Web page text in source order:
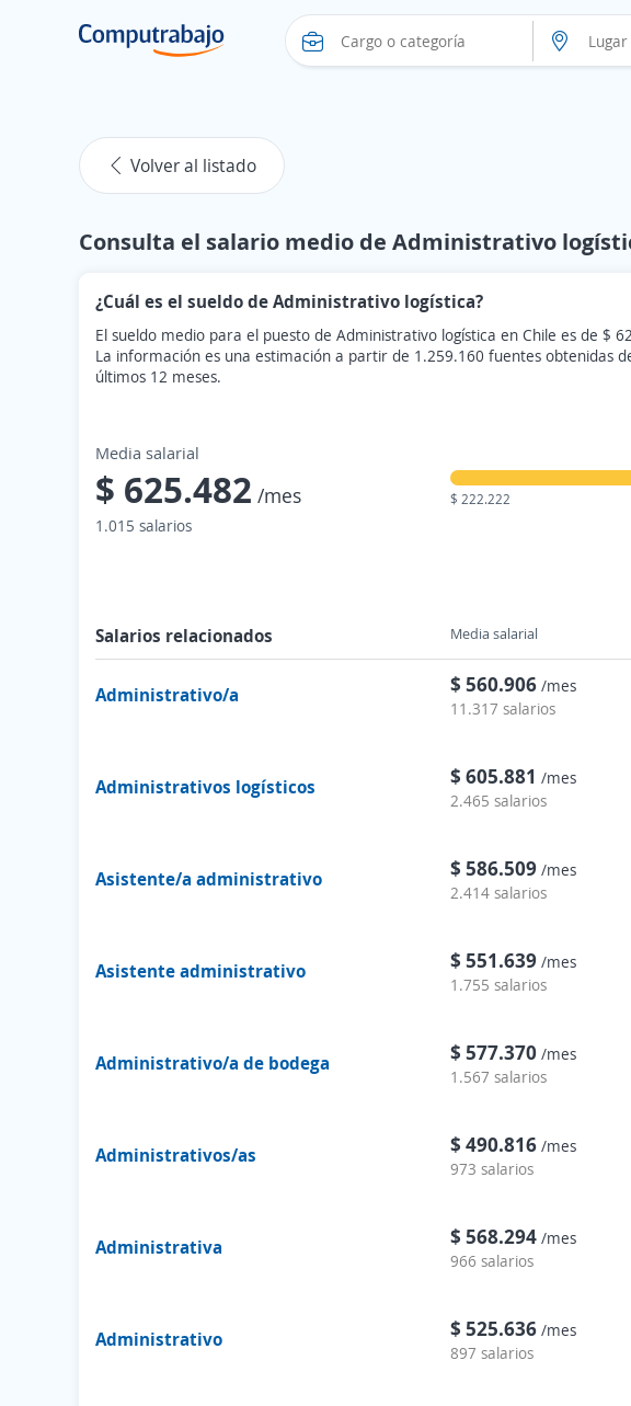
Volver al listado
Consulta el salario medio de Administrativo
¿Cuál es el sueldo de Administrativo logística?
El sueldo medio para el puesto de Administrativo logística en Chile es de $
La información es una estimación a partir de 1.259.160 fuentes obtenidas
últimos 12 meses.
Media salarial
$ 625.482 /mes
1.015 salarios
$ 222.222
Salarios relacionados Media salarial
Administrativo/a $ 560.906 /mes
11.317 salarios
Administrativos logísticos $ 605.881 /mes
2.465 salarios
Asistente/a administrativo $ 586.509 /mes
2.414 salarios
Asistente administrativo $ 551.639 /mes
1.755 salarios
Administrativo/a de bodega $ 577.370 /mes
1.567 salarios
Administrativos/as $ 490.816 /mes
973 salarios
Administrativa $ 568.294 /mes
966 salarios
Administrativo $ 525.636 /mes
897 salarios